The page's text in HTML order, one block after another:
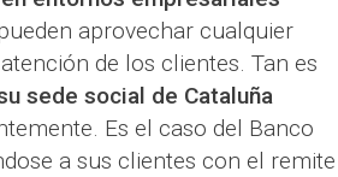
aprovechar cualquier
de los clientes. Tan es
sede social de Cataluña
Es el caso del Banco
a sus clientes con el remite